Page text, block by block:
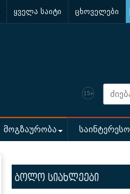
ყველა საიტი ცხოველები
მოგზაურობა საინტერესო
ბოლო სიახლეები